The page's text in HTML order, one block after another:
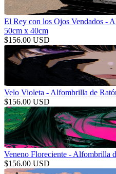
El Rey con los Ojos Vendados -
50cm x 40cm
$156.00 USD
Velo Violeta - Alfombrilla de
$156.00 USD
Veneno Floreciente - Alfombrilla
$156.00 USD